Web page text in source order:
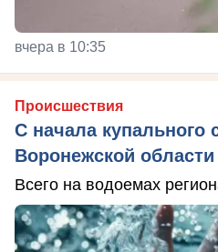
вчера в 10:35
Происшествия
С начала купального
Воронежской
Всего на водоемах